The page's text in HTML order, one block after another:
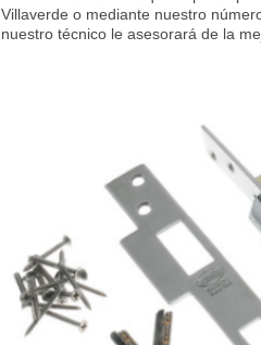
Villaverde o mediante nuestro
nuestro técnico le asesorará de la